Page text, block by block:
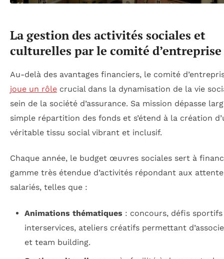
La gestion des activités sociales et
culturelles par le comité d’entreprise
Au-delà des avantages financiers, le comité
joue un rôle crucial dans la dynamisation de la vie
sein de la société d’assurance. Sa mission dépasse
simple répartition des fonds et s’étend à la création
véritable tissu social vibrant et inclusif.
Chaque année, le budget œuvres sociales sert à
gamme très étendue d’activités répondant aux
salariés, telles que :
Animations thématiques : concours, défis sportifs
interservices, ateliers créatifs permettant
et team building.